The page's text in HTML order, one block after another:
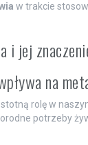
w trakcie
i jej
na
rolę w
potrzeby